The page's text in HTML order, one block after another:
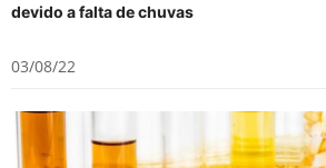
devido a falta de chuvas
03/08/22